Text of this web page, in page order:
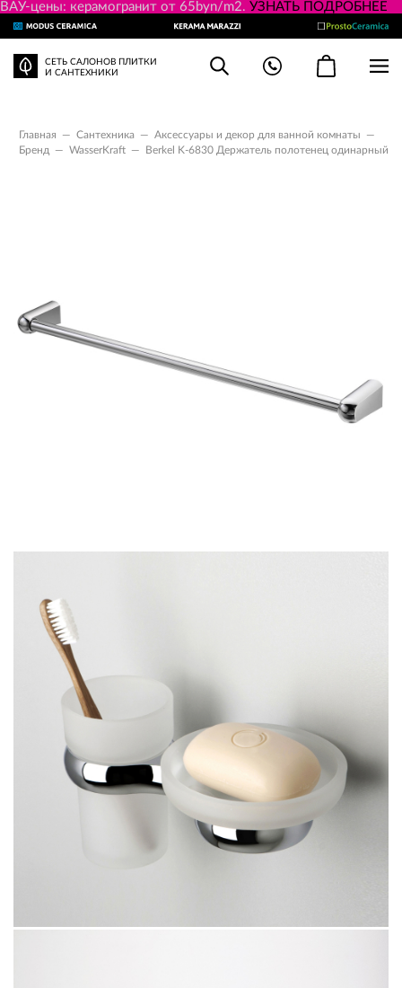
ВАУ-цены: керамогранит от 65byn/m2. УЗНАТЬ ПОДРОБНЕЕ
СЕТЬ САЛОНОВ ПЛИТКИ
И САНТЕХНИКИ
Главная — Сантехника — Аксессуары и декор для ванной комнаты
—
Бренд
— WasserKraft — Berkel K-6830 Держатель полотенец одинарный